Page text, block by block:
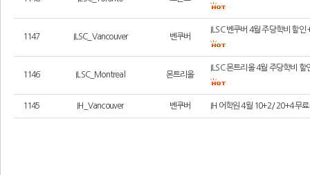
1147 ILSC_Vancouver 벤쿠버
ILSC 벤쿠버 4월 주당학비 할
1146 ILSC_Montreal 몬트리올
ILSC 몬트리올 4월 주당학비
1145 IH_Vancouver 벤쿠버 IH 어학원 4월 10+2/ 20+4 무